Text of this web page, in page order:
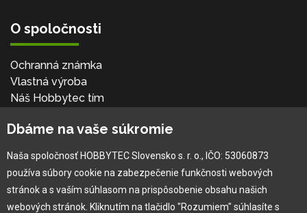
O spoločnosti
Ochranná známka
Vlastná výroba
Náš Hobbytec tím
Naša história
Pre zákazníka
Dbáme na vaše súkromie
Naša spoločnosť HOBBYTEC Slovensko s. r. o., IČO: 53060873
používa súbory cookie na zabezpečenie funkčnosti webových
stránok a s vaším súhlasom na prispôsobenie obsahu našich
webových stránok. Kliknutím na tlačidlo "Rozumiem" súhlasíte s